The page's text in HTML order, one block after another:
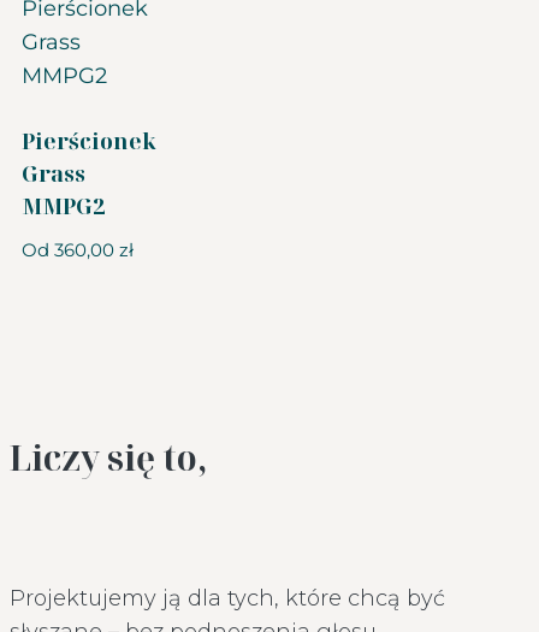
Pierścionek
Grass
MMPG2
Od 360,00 zł
Liczy się to,
Projektujemy ją dla tych, które chcą być